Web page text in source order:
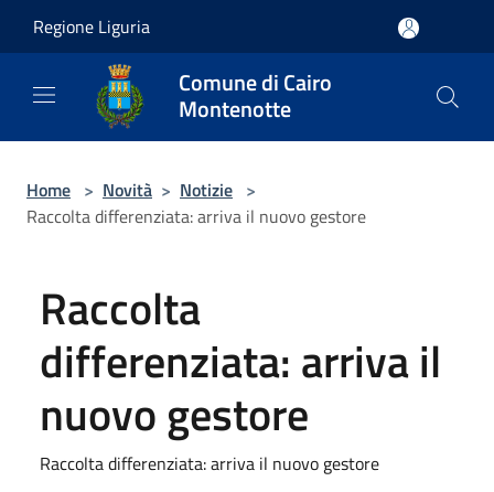
Regione Liguria
Comune di Cairo
Montenotte
Home > Novità > Notizie >
Raccolta differenziata: arriva il nuovo gestore
Raccolta
differenziata: arriva il
nuovo gestore
Raccolta differenziata: arriva il nuovo gestore